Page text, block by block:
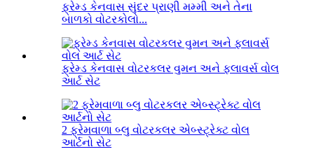
ફ્રેમ્ડ કેનવાસ સુંદર પ્રાણી મમ્મી અને તેના
બાળકો વોટરકોલો...
ફ્રેમ્ડ કેનવાસ વોટરકલર વુમન અને ફ્લાવર્સ વોલ
આર્ટ સેટ
2 ફ્રેમવાળા બ્લુ વોટરકલર એબ્સ્ટ્રેક્ટ વોલ
આર્ટનો સેટ